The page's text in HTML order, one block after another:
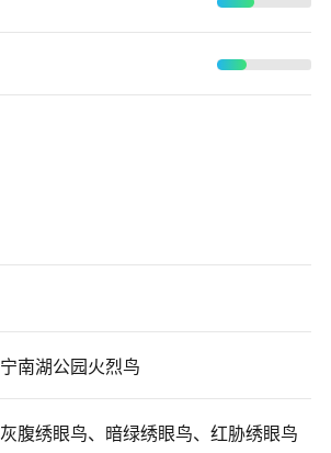
南湖公园火烈鸟
腹绣眼鸟、暗绿绣眼鸟、红胁绣眼鸟